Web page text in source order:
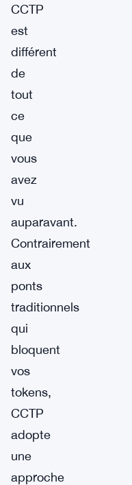
CCTP
est
différent
de
tout
ce
que
vous
avez
vu
auparavant.
Contrairement
aux
ponts
traditionnels
qui
bloquent
vos
tokens,
CCTP
adopte
une
approche